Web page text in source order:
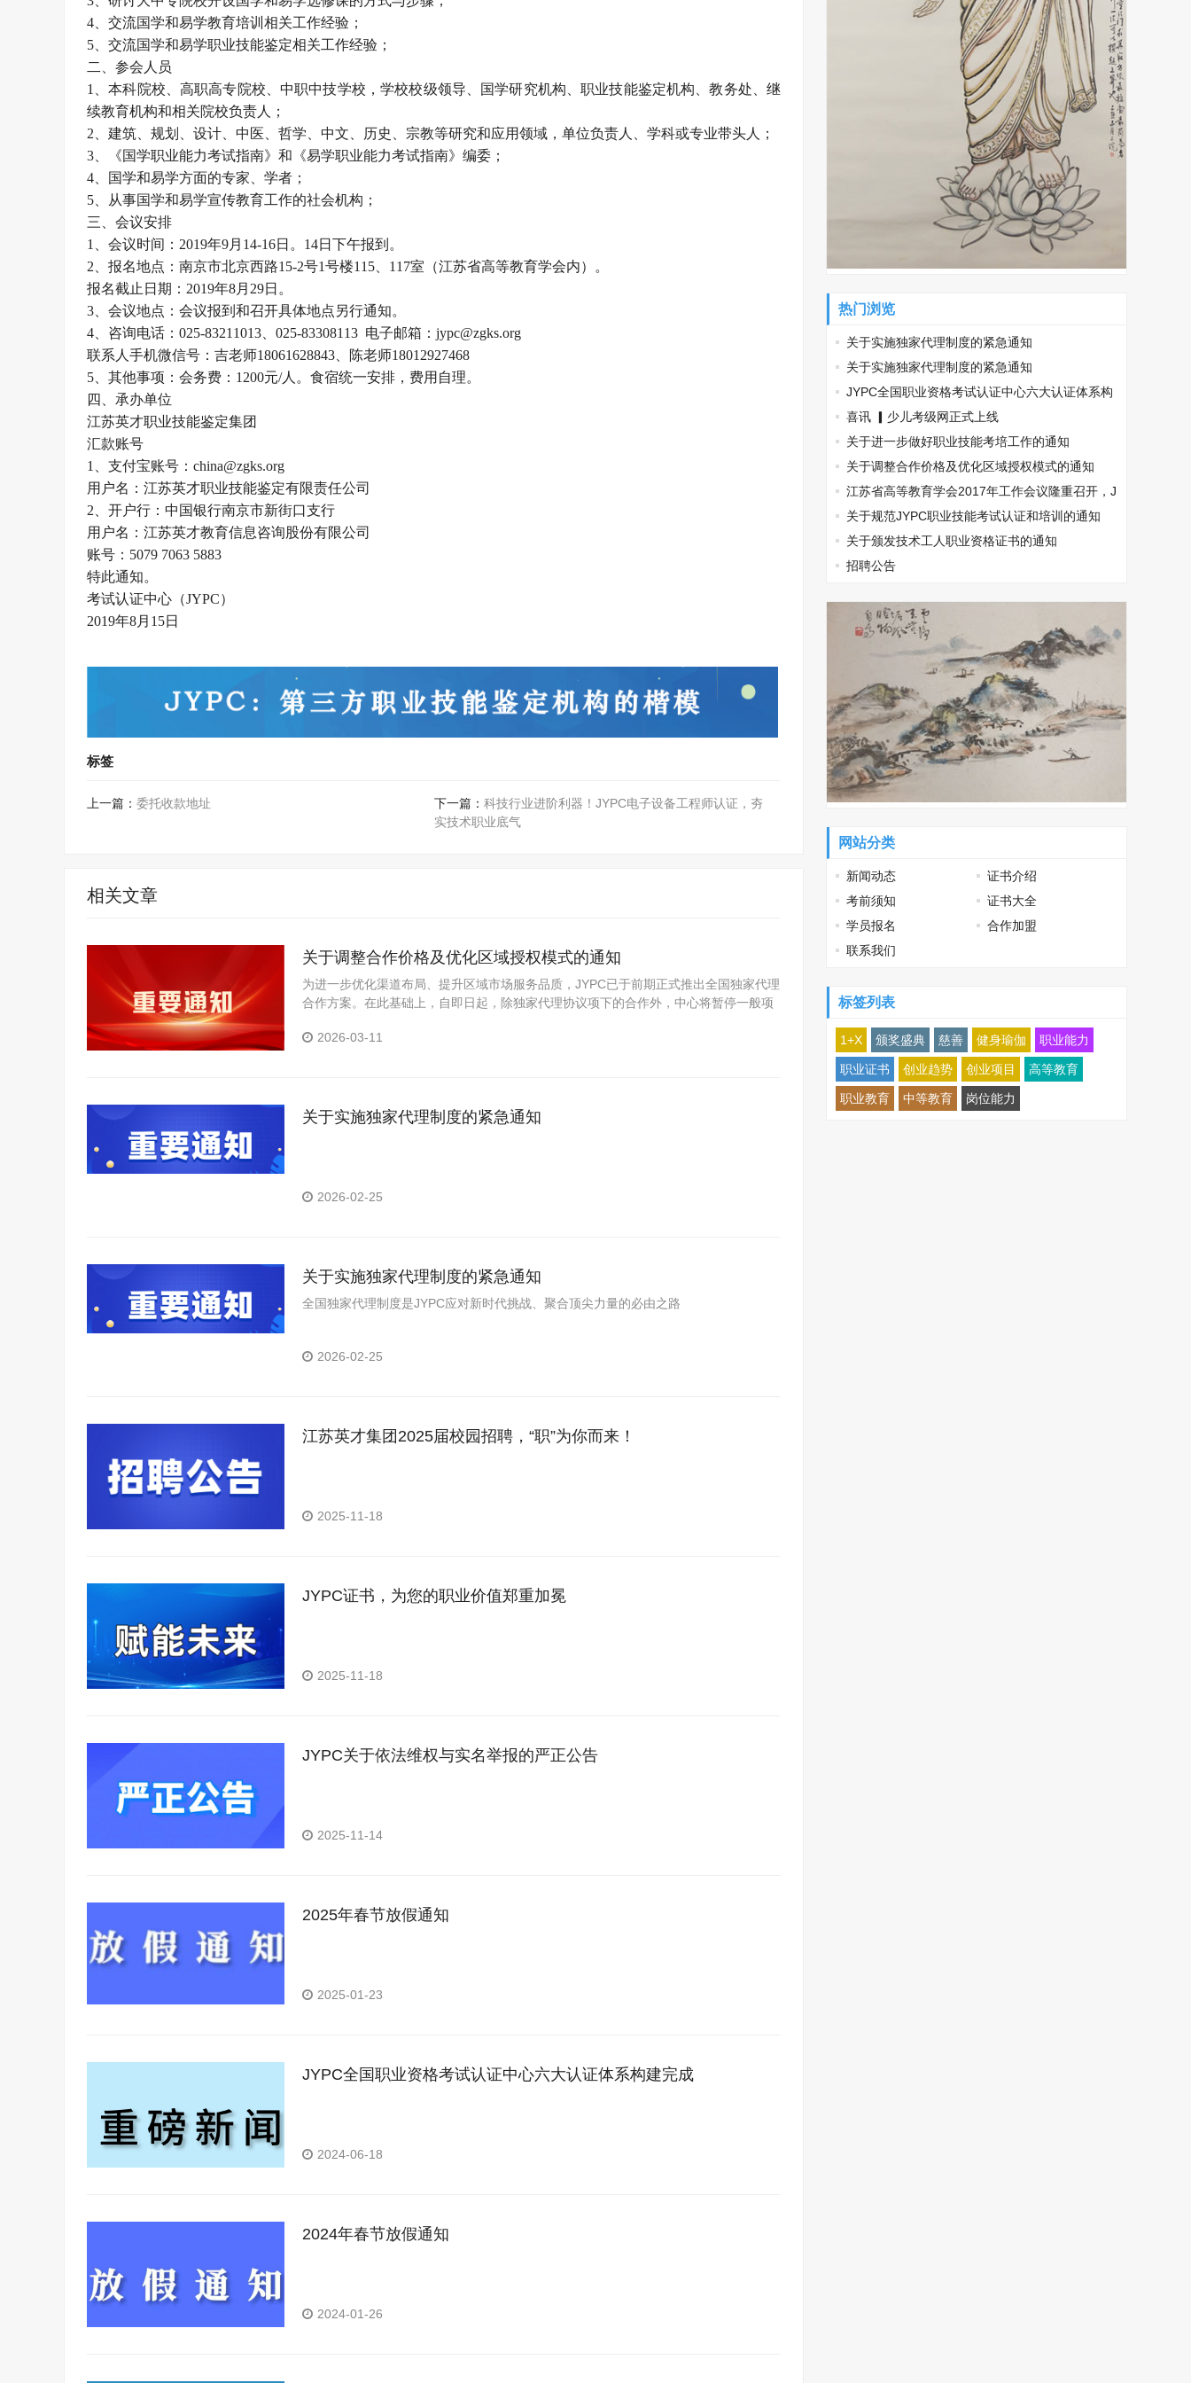
4、交流国学和易学教育培训相关工作经验；
5、交流国学和易学职业技能鉴定相关工作经验；
二、参会人员
1、本科院校、高职高专院校、中职中技学校，学校校级领导、国学研究机构、职业技能鉴定机构、教务处、继
续教育机构和相关院校负责人；
2、建筑、规划、设计、中医、哲学、中文、历史、宗教等研究和应用领域，单位负责人、学科或专业带头人；
3、《国学职业能力考试指南》和《易学职业能力考试指南》编委；
4、国学和易学方面的专家、学者；
5、从事国学和易学宣传教育工作的社会机构；
三、会议安排
1、会议时间：2019年9月14-16日。14日下午报到。
2、报名地点：南京市北京西路15-2号1号楼115、117室（江苏省高等教育学会内）。
报名截止日期：2019年8月29日。
3、会议地点：会议报到和召开具体地点另行通知。
4、咨询电话：025-83211013、025-83308113 电子邮箱：jypc@zgks.org
联系人手机微信号：吉老师18061628843、陈老师18012927468
5、其他事项：会务费：1200元/人。食宿统一安排，费用自理。
四、承办单位
江苏英才职业技能鉴定集团
汇款账号
1、支付宝账号：china@zgks.org
用户名：江苏英才职业技能鉴定有限责任公司
2、开户行：中国银行南京市新街口支行
用户名：江苏英才教育信息咨询股份有限公司
账号：5079 7063 5883
特此通知。
考试认证中心（JYPC）
2019年8月15日
标签
上一篇： 委托收款地址 下一篇： 科技行业进阶利器！JYPC电子设备工程师认证，夯
实技术职业底气
相关文章
关于调整合作价格及优化区域授权模式的通知
为进一步优化渠道布局、提升区域市场服务品质，JYPC已于前期正式推出全国独家代理
合作方案。在此基础上，自即日起，除独家代理协议项下的合作外，中心将暂停一般项
2026-03-11
关于实施独家代理制度的紧急通知
2026-02-25
关于实施独家代理制度的紧急通知
全国独家代理制度是JYPC应对新时代挑战、聚合顶尖力量的必由之路
2026-02-25
江苏英才集团2025届校园招聘，“职”为你而来！
2025-11-18
JYPC证书，为您的职业价值郑重加冕
2025-11-18
JYPC关于依法维权与实名举报的严正公告
2025-11-14
2025年春节放假通知
2025-01-23
JYPC全国职业资格考试认证中心六大认证体系构建完成
2024-06-18
2024年春节放假通知
2024-01-26
热门浏览
关于实施独家代理制度的紧急通知
关于实施独家代理制度的紧急通知
JYPC全国职业资格考试认证中心六大认证体系构
建完成
喜讯 ▎少儿考级网正式上线
关于进一步做好职业技能考培工作的通知
关于调整合作价格及优化区域授权模式的通知
江苏省高等教育学会2017年工作会议隆重召开，J
YPC出席
关于规范JYPC职业技能考试认证和培训的通知
关于颁发技术工人职业资格证书的通知
招聘公告
网站分类
新闻动态
证书介绍
考前须知
证书大全
学员报名
合作加盟
联系我们
标签列表
1+X 颁奖盛典 慈善 健身瑜伽 职业能力
职业证书 创业趋势 创业项目 高等教育
职业教育 中等教育 岗位能力